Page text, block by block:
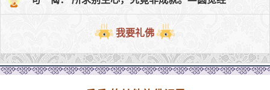
我要礼佛